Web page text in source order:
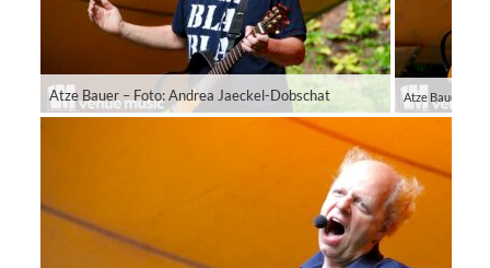
Atze Bauer – Foto: Andrea Jaeckel-Dobschat